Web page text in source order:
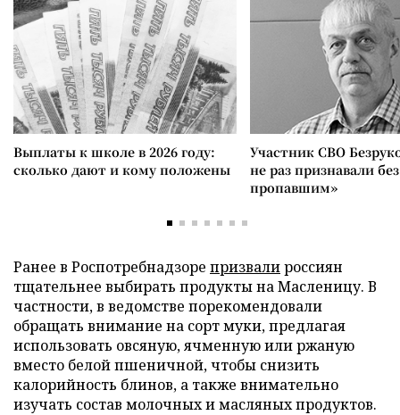
Выплаты к школе в 2026 году:
сколько дают и кому положены
Участник СВО
не раз признавали
пропавшим»
Ранее в Роспотребнадзоре призвалироссиян
тщательнее выбирать продукты на Масленицу. В
частности, в ведомстве порекомендовали
обращать внимание на сорт муки, предлагая
использовать овсяную, ячменную или ржаную
вместо белой пшеничной, чтобы снизить
калорийность блинов, а также внимательно
изучать состав молочных и масляных продуктов.